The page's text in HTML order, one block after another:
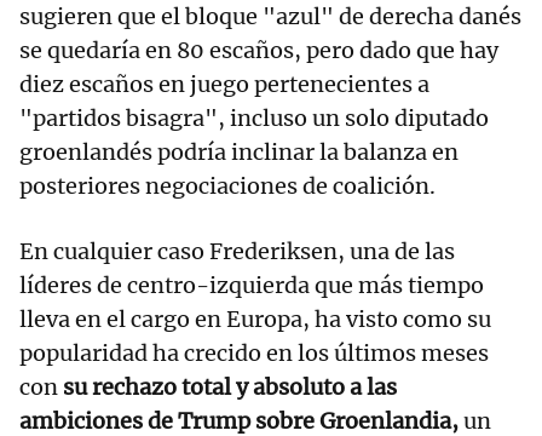
sugieren que el bloque "azul" de derecha danés
se quedaría en 80 escaños, pero dado que hay
diez escaños en juego pertenecientes a
"partidos bisagra", incluso un solo diputado
groenlandés podría inclinar la balanza en
posteriores negociaciones de coalición.
En cualquier caso Frederiksen, una de las
líderes de centro-izquierda que más tiempo
lleva en el cargo en Europa, ha visto como su
popularidad ha crecido en los últimos meses
con su rechazo total y absoluto a las
ambiciones de Trump sobre Groenlandia,un